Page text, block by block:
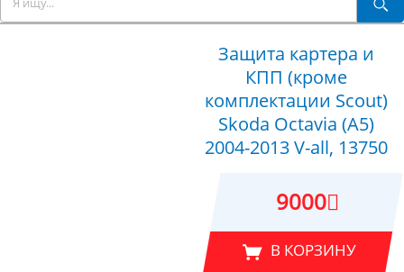
Защита картера и
КПП (кроме
комплектации Scout)
Skoda Octavia (A5)
2004-2013 V-all, 13750
9000
В КОРЗИНУ